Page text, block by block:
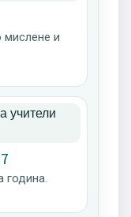
мислене и
година.